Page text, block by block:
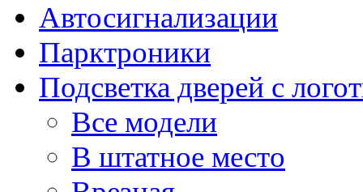
Автосигнализации
Парктроники
Подсветка дверей с
Все модели
В штатное место